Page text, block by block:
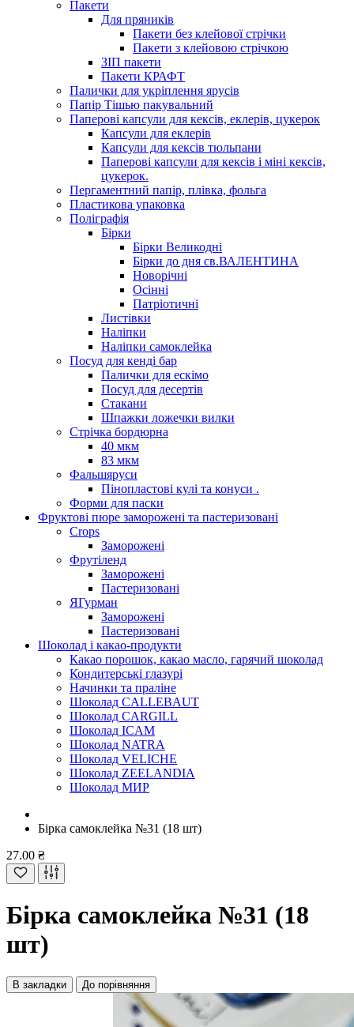
Пакети
Для пряників
Пакети без клейової стрічки
Пакети з клейовою стрічкою
ЗІП пакети
Пакети КРАФТ
Палички для укріплення ярусів
Папір Тішью пакувальний
Паперові капсули для кексів, еклерів, цукерок
Капсули для еклерів
Капсули для кексів тюльпани
Паперові капсули для кексів і міні кексів,
цукерок.
Пергаментний папір, плівка, фольга
Пластикова упаковка
Поліграфія
Бірки
Бірки Великодні
Бірки до дня св.ВАЛЕНТИНА
Новорічні
Осінні
Патріотичні
Листівки
Наліпки
Наліпки самоклейка
Посуд для кенді бар
Палички для ескімо
Посуд для десертів
Стакани
Шпажки ложечки вилки
Стрічка бордюрна
40 мкм
83 мкм
Фальшяруси
Пінопластові кулі та конуси .
Форми для паски
Фруктові пюре заморожені та пастеризовані
Crops
Заморожені
Фрутіленд
Заморожені
Пастеризовані
ЯГурман
Заморожені
Пастеризовані
Шоколад і какао-продукти
Какао порошок, какао масло, гарячий шоколад
Кондитерські глазурі
Начинки та праліне
Шоколад CALLEBAUT
Шоколад CARGILL
Шоколад ICAM
Шоколад NATRA
Шоколад VELICHE
Шоколад ZEELANDIA
Шоколад МИР
Бірка самоклейка №31 (18 шт)
27.00 ₴
Бірка самоклейка №31 (18
шт)
В закладки До порівняння